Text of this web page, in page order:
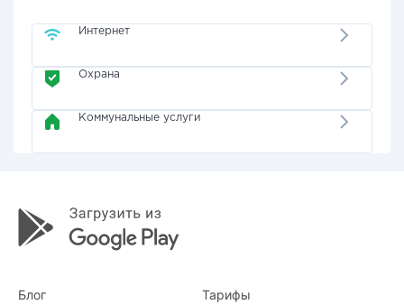
Интернет
Охрана
Коммунальные услуги
Блог Тарифы